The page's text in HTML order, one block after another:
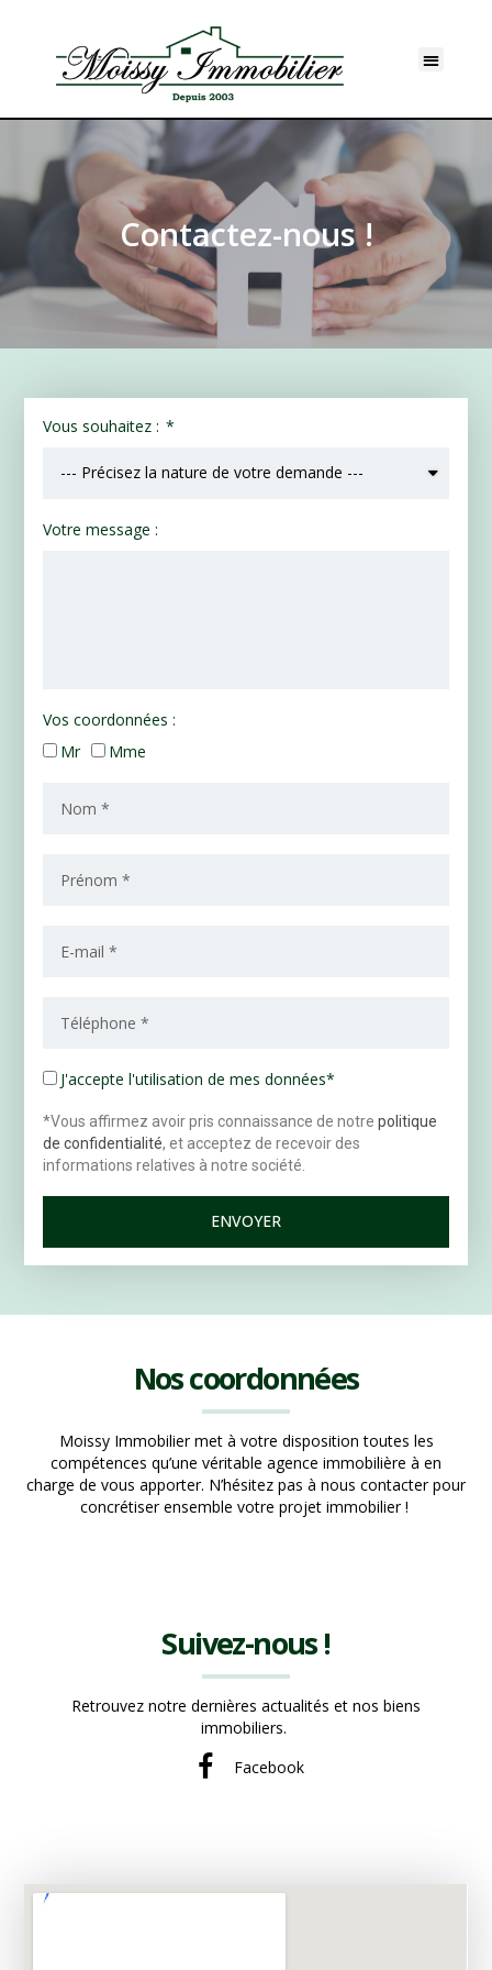
Contactez-nous !
Vous souhaitez :
Votre message :
Vos coordonnées :
Mr
Mme
J'accepte l'utilisation de mes données*
*Vous affirmez avoir pris connaissance de notre politique
de confidentialité, et acceptez de recevoir des
informations relatives à notre société.
ENVOYER
Nos coordonnées
Moissy Immobilier met à votre disposition toutes les
compétences qu’une véritable agence immobilière à en
charge de vous apporter. N’hésitez pas à nous contacter pour
concrétiser ensemble votre projet immobilier !
Suivez-nous !
Retrouvez notre dernières actualités et nos biens
immobiliers.
Facebook